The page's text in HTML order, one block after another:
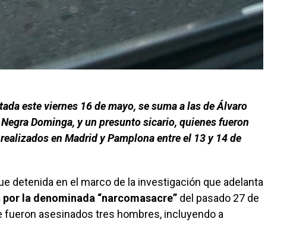
este viernes 16 de mayo, se suma a las de Álvaro
Dominga, y un presunto sicario, quienes fueron
en Madrid y Pamplona entre el 13 y 14 de
detenida en el marco de la investigación que adelanta
la denominada “narcomasacre” del pasado 27 de
fueron asesinados tres hombres, incluyendo a